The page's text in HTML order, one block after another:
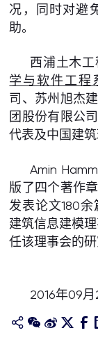
况，同时对避
助。
西浦土木工
学与软件工程
司、苏州旭杰
团股份有限公
代表及中国建
Amin
版了四个著作
发表论文180
建筑信息建模
任该理事会的
2016年09月